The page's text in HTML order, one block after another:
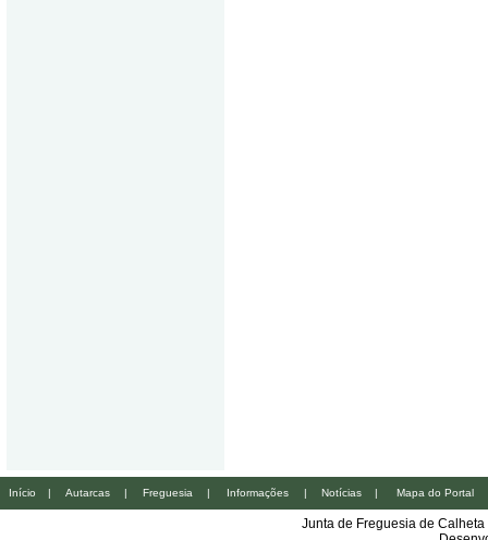
Início | Autarcas | Freguesia | Informações | Notícias | Mapa do Portal
Junta de Freguesia de